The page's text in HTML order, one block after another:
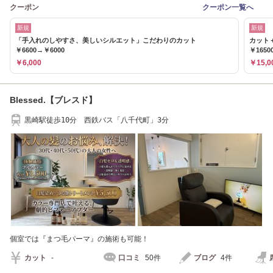
クーポン クーポン一覧へ
新規
「手入れのしやすさ、美しいシルエット」こだわりのカット
￥6600→￥6000
￥6,000
新規
カット
￥
￥
Blessed.【ブレスド】
黒崎駅徒歩10分 西鉄バス「八千代町」3分
個室では『まつ毛パーマ』の施術も可能！
カット - 口コミ 50件 ブログ 4件